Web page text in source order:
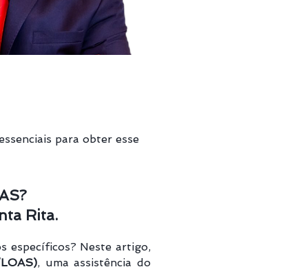
para obter esse
Rita.
específicos? Neste artigo,
, uma assistência do